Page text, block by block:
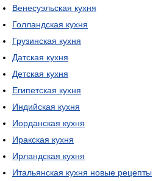
Венесуэльская кухня
Голландская кухня
Грузинская кухня
Датская кухня
Детская кухня
Египетская кухня
Индийская кухня
Иорданская кухня
Иракская кухня
Ирландская кухня
Итальянская кухня новые рецепты